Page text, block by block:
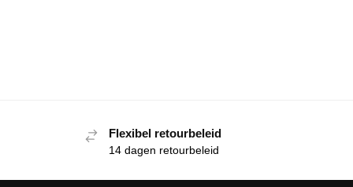
Flexibel retourbeleid
14 dagen retourbeleid